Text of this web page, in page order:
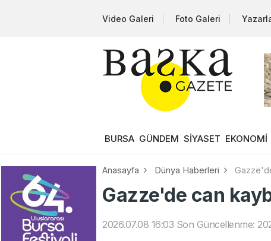
Video Galeri Foto Galeri
BURSA GÜNDEM SİYASET EKONOMİ
Anasayfa Dünya Haberleri
Gazze'de can
2026.07.08 16:03 Son Güncellenme: